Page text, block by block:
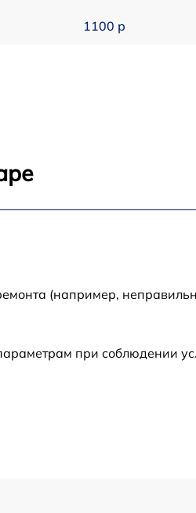
1100 р
450 р
(например,
при соблюдении